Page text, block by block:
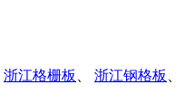
浙江格栅板 浙江钢格板